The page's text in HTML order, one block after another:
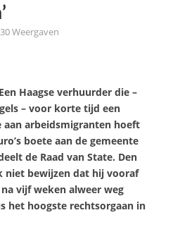
30 Weergaven
Een Haagse verhuurder die –
– voor korte tijd een
arbeidsmigranten hoeft
boete aan de gemeente
de Raad van State. Den
niet bewijzen dat hij vooraf
vijf weken alweer weg
het hoogste rechtsorgaan in